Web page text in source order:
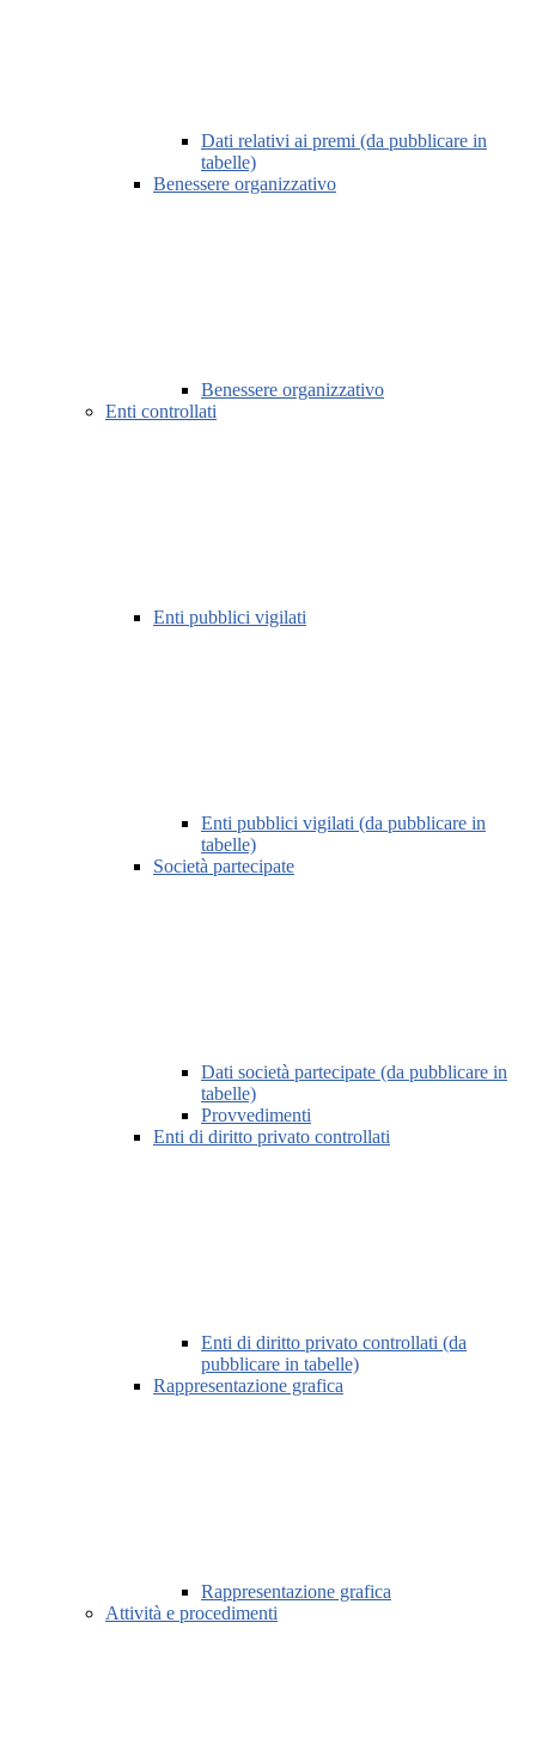
Dati relativi ai premi (da pubblicare in
tabelle)
Benessere organizzativo
Benessere organizzativo
Enti controllati
Enti pubblici vigilati
Enti pubblici vigilati (da pubblicare in
tabelle)
Società partecipate
Dati società partecipate (da pubblicare in
tabelle)
Provvedimenti
Enti di diritto privato controllati
Enti di diritto privato controllati (da
pubblicare in tabelle)
Rappresentazione grafica
Rappresentazione grafica
Attività e procedimenti